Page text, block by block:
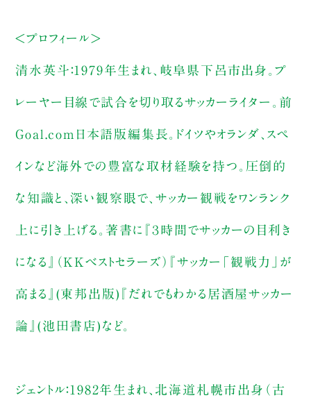
<プロフィール>
清水英斗：1979年生まれ、岐阜県下呂市出身。プ
レーヤー目線で試合を切り取るサッカーライター。前
Goal.com日本語版編集長。ドイツやオランダ、スペ
インなど海外での豊富な取材経験を持つ。圧倒的
な知識と、深い観察眼で、サッカー観戦をワンランク
上に引き上げる。著書に『３時間でサッカーの目利き
になる』（ＫＫベストセラーズ）『サッカー「観戦力」が
高まる』(東邦出版)『だれでもわかる居酒屋サッカー
論』(池田書店)など。
ジェントル：1982年生まれ、北海道札幌市出身（古